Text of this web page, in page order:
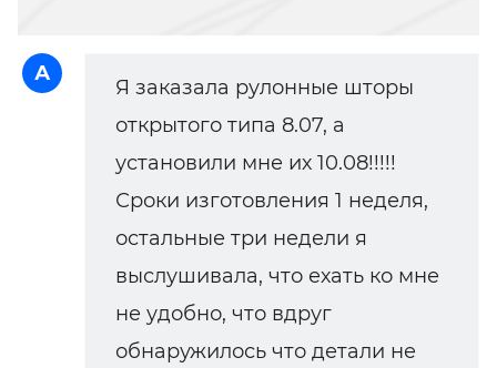
А
Я заказала рулонные шторы
открытого типа 8.07, а
установили мне их 10.08!!!!!
Сроки изготовления 1 неделя,
остальные три недели я
выслушивала, что ехать ко мне
не удобно, что вдруг
обнаружилось что детали не